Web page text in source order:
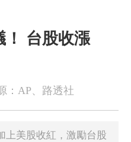
！ 台股收漲
：AP、路透社
上美股收紅，激勵台股